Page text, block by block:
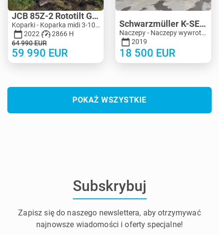
JCB 85Z-2 Rototilt Guilliotine
Koparki - Koparka midi 3-10 t | M455-4150 | MK455-4150
2022
2866 H
64 990EUR
59 990 EUR
Schwarzmüller K-SERIE 24M3 Extra Strong
Naczepy - Naczepy wywrotki | M990-5125 | KV990-5125
2019
18 500 EUR
POKAŻ WSZYSTKIE
Subskrybuj
Zapisz się do naszego newslettera, aby otrzymywać
najnowsze wiadomości i oferty specjalne!